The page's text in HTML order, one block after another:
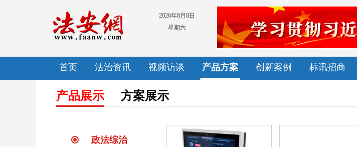
2026年8月8日
星期六
首页 法治资讯 视频访谈 产品方案 创新案例 标讯招商
产品展示 方案展示
政法综治